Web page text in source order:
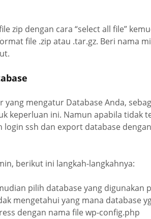
zip dengan cara “select all file”
file .zip atau .tar.gz. Beri nama
mengatur Database Anda,
keperluan ini. Namun apabila tidak
login ssh dan export database
berikut ini langkah-langkahnya:
pilih database yang digunakan
mengetahui yang mana database
dengan nama file wp-config.php